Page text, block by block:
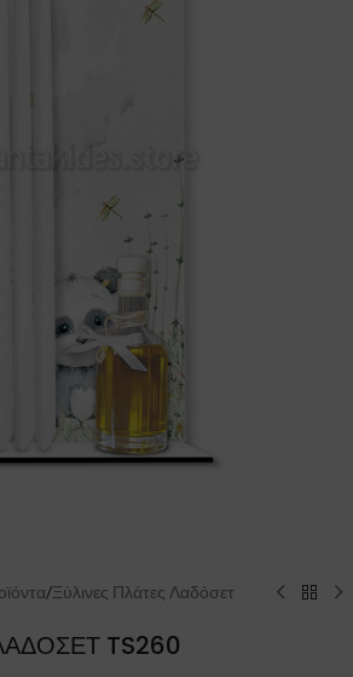
/Ξύλινες Πλάτες Λαδόσετ
TS260